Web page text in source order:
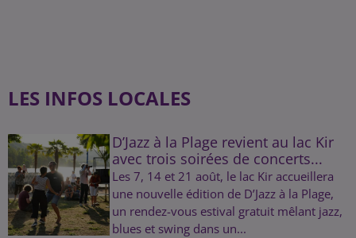
LES INFOS LOCALES
D’Jazz à la Plage revient au lac Kir
avec trois soirées de concerts...
Les 7, 14 et 21 août, le lac Kir accueillera
une nouvelle édition de D’Jazz à la Plage,
un rendez-vous estival gratuit mêlant jazz,
blues et swing dans un...